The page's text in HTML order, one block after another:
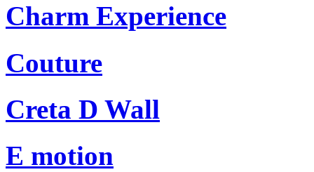
Charm Experience
Couture
Creta D Wall
E motion